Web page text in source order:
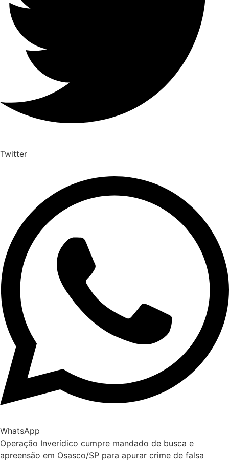
Twitter
WhatsApp
Operação Inverídico cumpre mandado de busca e
apreensão em Osasco/SP para apurar crime de falsa